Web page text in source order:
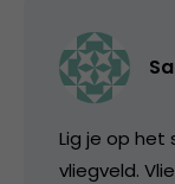
Lig je op het
vliegveld.